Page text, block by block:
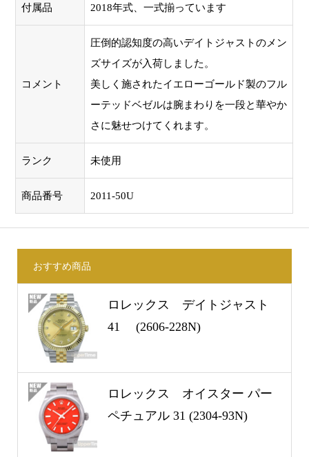
付属品 2018年式、一式揃っています
コメント
圧倒的認知度の高いデイトジャストのメン
ズサイズが入荷しました。
美しく施されたイエローゴールド製のフル
ーテッドベゼルは腕まわりを一段と華やか
さに魅せつけてくれます。
ランク 未使用
商品番号 2011-50U
おすすめ商品
ロレックス デイトジャスト
41 (2606-228N)
ロレックス オイスター パー
ペチュアル 31 (2304-93N)